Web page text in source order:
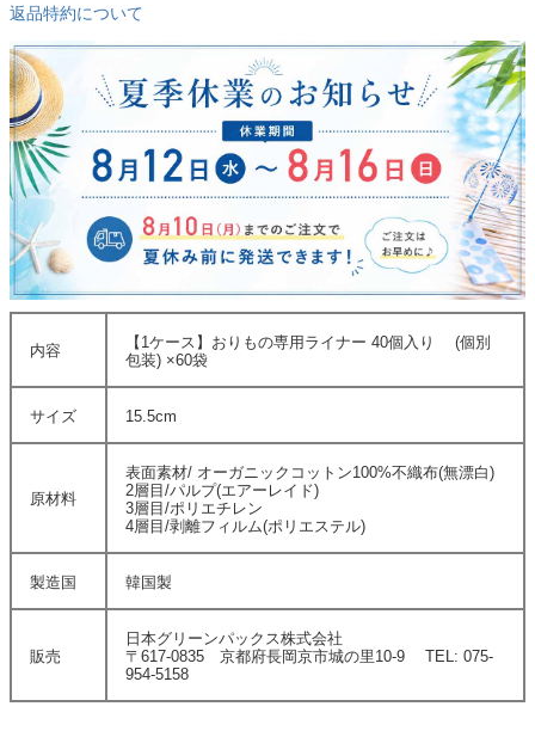
返品特約について
内容
【1ケース】おりもの専用ライナー 40個入り (個別
包装) ×60袋
サイズ 15.5cm
原材料
表面素材/ オーガニックコットン100%不織布(無漂白)
2層目/パルプ(エアーレイド)
3層目/ポリエチレン
4層目/剥離フィルム(ポリエステル)
製造国 韓国製
販売
日本グリーンパックス株式会社
〒617-0835 京都府長岡京市城の里10-9 TEL: 075-
954-5158